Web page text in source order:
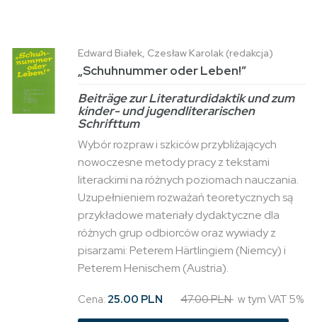
Edward Białek, Czesław Karolak (redakcja)
„Schuhnummer oder Leben!”
Beiträge zur Literaturdidaktik und zum
kinder- und jugendliterarischen
Schrifttum
Wybór rozpraw i szkiców przybliżających
nowoczesne metody pracy z tekstami
literackimi na różnych poziomach nauczania.
Uzupełnieniem rozważań teoretycznych są
przykładowe materiały dydaktyczne dla
różnych grup odbiorców oraz wywiady z
pisarzami: Peterem Härtlingiem (Niemcy) i
Peterem Henischem (Austria).
Cena: 25.00 PLN 47.00 PLN w tym VAT 5%